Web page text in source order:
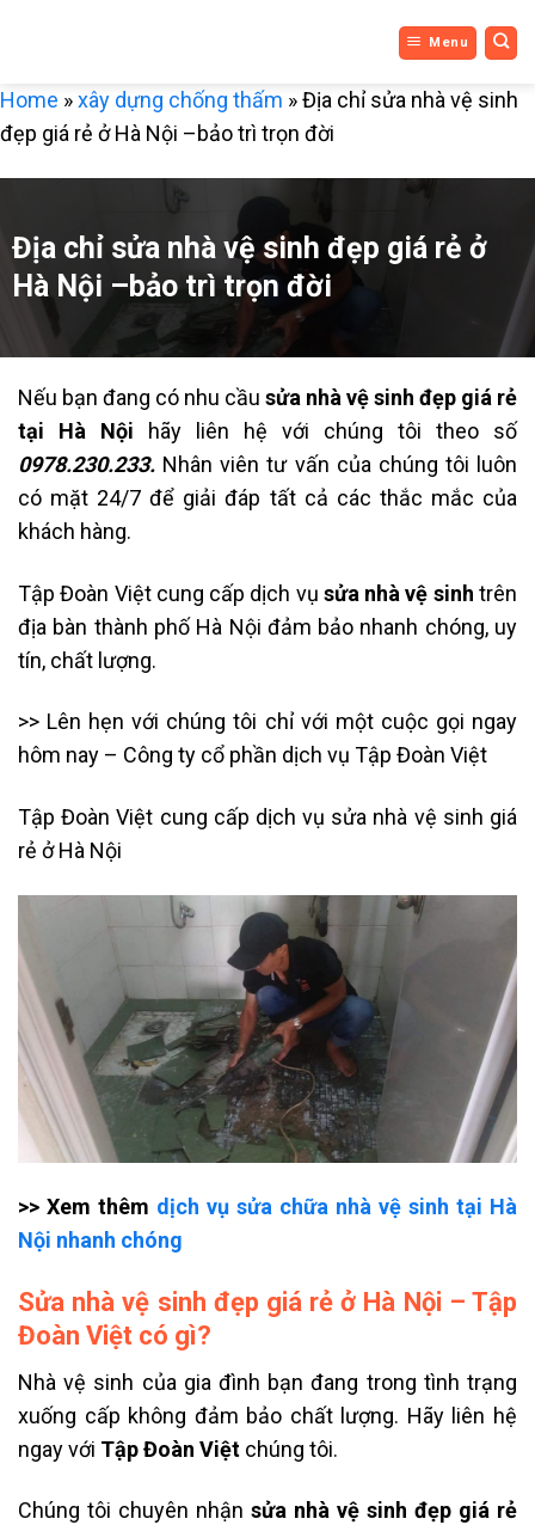
Menu
Home »xây dựng chống thấm »Địa chỉ sửa nhà vệ sinh
đẹp giá rẻ ở Hà Nội –bảo trì trọn đời
Địa chỉ sửa nhà vệ sinh đẹp giá rẻ ở
Hà Nội –bảo trì trọn đời
Nếu bạn đang có nhu cầu sửa nhà vệ sinh đẹp giá rẻ
tại Hà Nội hãy liên hệ với chúng tôi theo số
0978.230.233. Nhân viên tư vấn của chúng tôi luôn
có mặt 24/7 để giải đáp tất cả các thắc mắc của
khách hàng.
Tập Đoàn Việt cung cấp dịch vụ sửa nhà vệ sinh trên
địa bàn thành phố Hà Nội đảm bảo nhanh chóng, uy
tín, chất lượng.
>> Lên hẹn với chúng tôi chỉ với một cuộc gọi ngay
hôm nay – Công ty cổ phần dịch vụ Tập Đoàn Việt
Tập Đoàn Việt cung cấp dịch vụ sửa nhà vệ sinh giá
rẻ ở Hà Nội
>> Xem thêm dịch vụ sửa chữa nhà vệ sinh tại Hà
Nội nhanh chóng
Sửa nhà vệ sinh đẹp giá rẻ ở Hà Nội – Tập
Đoàn Việt có gì?
Nhà vệ sinh của gia đình bạn đang trong tình trạng
xuống cấp không đảm bảo chất lượng. Hãy liên hệ
ngay với Tập Đoàn Việt chúng tôi.
Chúng tôi chuyên nhận sửa nhà vệ sinh đẹp giá rẻ